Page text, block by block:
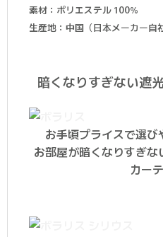
素材：ポリエステル 100%
生産地：中国（日本メーカー自
暗くなりすぎない遮
お手頃プライスで選び
お部屋が暗くなりすぎ
カー